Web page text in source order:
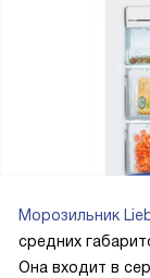
Морозильник
средних
Она входит в